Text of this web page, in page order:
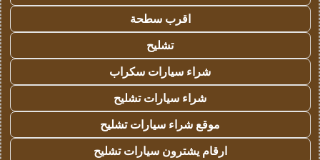
اقرب سطحة
تشليح
شراء سيارات سكراب
شراء سيارات تشليح
موقع شراء سيارات تشليح
ارقام يشترون سيارات تشليح